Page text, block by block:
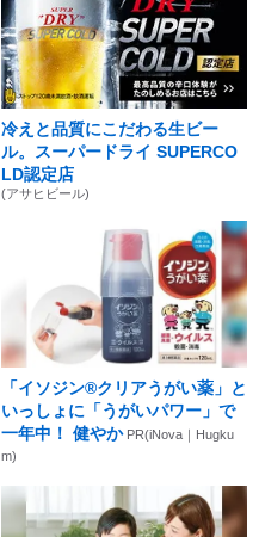
冷えと品質にこだわる生ビー
ル。スーパードライ SUPERCO
LD認定店
(アサヒビール)
「イソジン®クリアうがい薬」と
いっしょに「うがいパワー」で
一年中！ 健やか PR(iNova｜Hugku
m)